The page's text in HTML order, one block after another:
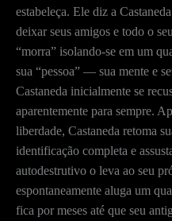
estabeleça. Ele diz a
deixar seus amigos e todo o
“morra” isolando-se em um
sua “pessoa” — sua mente e
Castaneda inicialmente se
aparentemente para sempre.
liberdade, Castaneda retoma
identificação completa e
autodestrutivo o leva ao seu
espontaneamente aluga um
fica por meses até que seu